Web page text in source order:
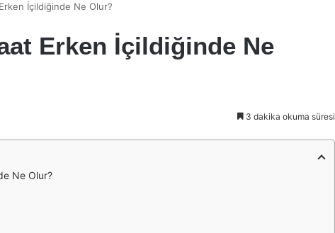
İçildiğinde Ne Olur?
Erken İçildiğinde Ne
3 dakika okuma süresi
Ne Olur?